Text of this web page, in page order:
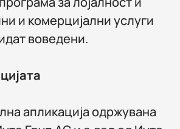
и комерцијални услуги
воведени.
апликација одржувана